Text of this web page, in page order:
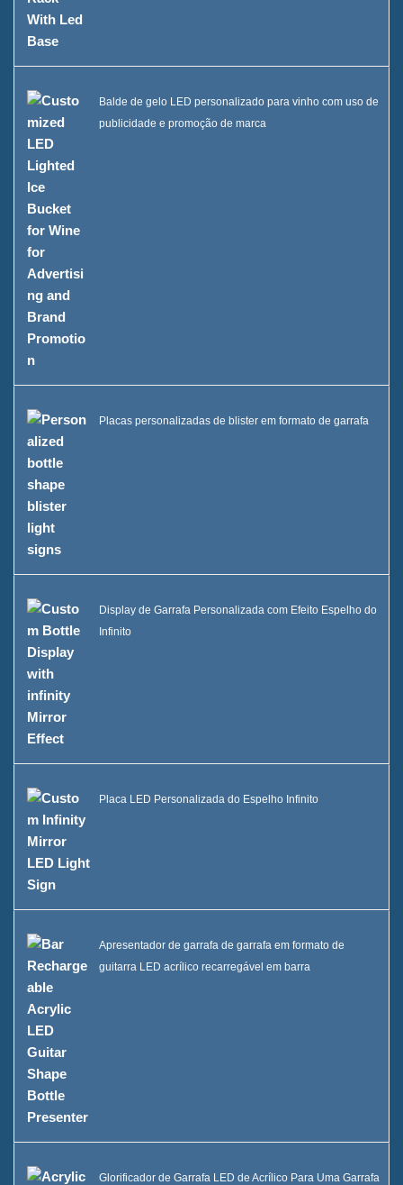
Balde de gelo LED personalizado para vinho com uso de
publicidade e promoção de marca
Placas personalizadas de blister em formato de garrafa
Display de Garrafa Personalizada com Efeito Espelho do
Infinito
Placa LED Personalizada do Espelho Infinito
Apresentador de garrafa de garrafa em formato de
guitarra LED acrílico recarregável em barra
Glorificador de Garrafa LED de Acrílico Para Uma Garrafa